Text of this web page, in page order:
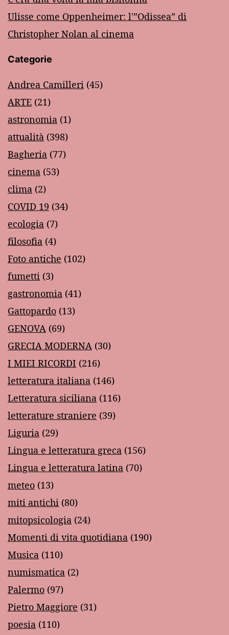
Ulisse come Oppenheimer: l'”Odissea” di
Christopher Nolan al cinema
Categorie
Andrea Camilleri (45)
ARTE (21)
astronomia (1)
attualità (398)
Bagheria (77)
cinema (53)
clima (2)
COVID 19 (34)
ecologia (7)
filosofia (4)
Foto antiche (102)
fumetti (3)
gastronomia (41)
Gattopardo (13)
GENOVA (69)
GRECIA MODERNA (30)
I MIEI RICORDI (216)
letteratura italiana (146)
Letteratura siciliana (116)
letterature straniere (39)
Liguria (29)
Lingua e letteratura greca (156)
Lingua e letteratura latina (70)
meteo (13)
miti antichi (80)
mitopsicologia (24)
Momenti di vita quotidiana (190)
Musica (110)
numismatica (2)
Palermo (97)
Pietro Maggiore (31)
poesia (110)